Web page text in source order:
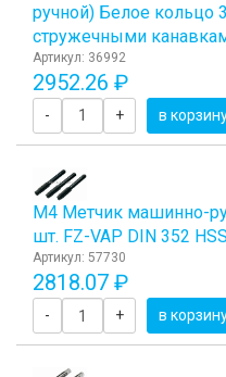
ручной) Белое кольцо
стружечными
Артикул: 36992
2952.26 ₽
- + в
М4 Метчик машинно-
шт. FZ-VAP DIN 352
Артикул: 57730
2818.07 ₽
- + в